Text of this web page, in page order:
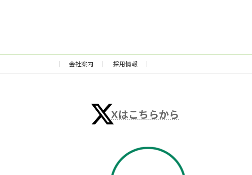
会社案内 採用情報
Xはこちらから